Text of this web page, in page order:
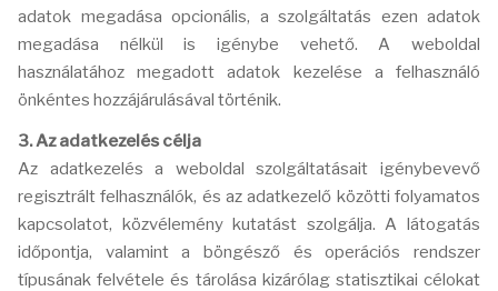
adatok megadása opcionális, a szolgáltatás ezen adatok
megadása nélkül is igénybe vehető. A weboldal
használatához megadott adatok kezelése a felhasználó
önkéntes hozzájárulásával történik.
3. Az adatkezelés célja
Az adatkezelés a weboldal szolgáltatásait igénybevevő
regisztrált felhasználók, és az adatkezelő közötti folyamatos
kapcsolatot, közvélemény kutatást szolgálja. A látogatás
időpontja, valamint a böngésző és operációs rendszer
típusának felvétele és tárolása kizárólag statisztikai célokat